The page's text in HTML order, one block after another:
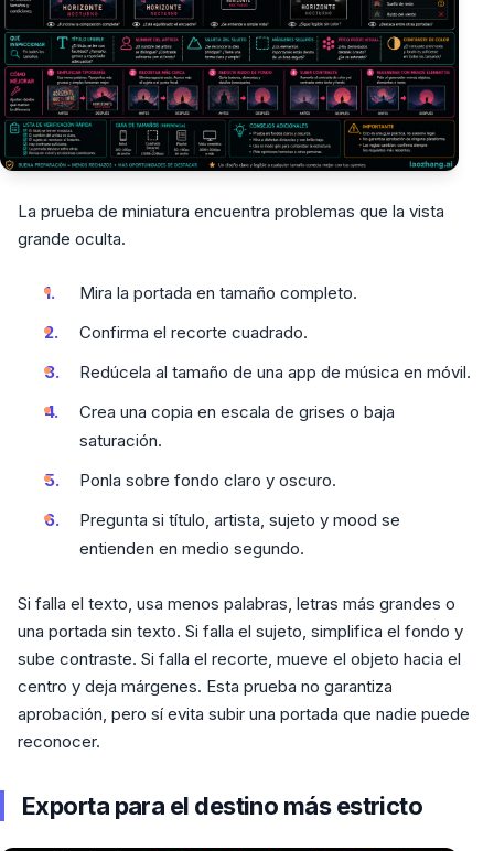
La prueba de miniatura encuentra problemas que la vista
grande oculta.
Mira la portada en tamaño completo.
Confirma el recorte cuadrado.
Redúcela al tamaño de una app de música en móvil.
Crea una copia en escala de grises o baja
saturación.
Ponla sobre fondo claro y oscuro.
Pregunta si título, artista, sujeto y mood se
entienden en medio segundo.
Si falla el texto, usa menos palabras, letras más grandes o
una portada sin texto. Si falla el sujeto, simplifica el fondo y
sube contraste. Si falla el recorte, mueve el objeto hacia el
centro y deja márgenes. Esta prueba no garantiza
aprobación, pero sí evita subir una portada que nadie puede
reconocer.
Exporta para el destino más estricto